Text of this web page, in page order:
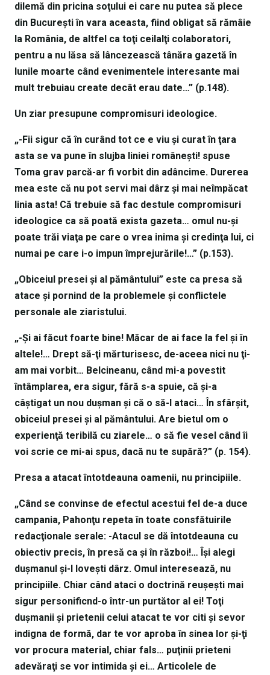
dilemă din pricina soţului ei care nu putea să plece
din Bucureşti în vara aceasta, fiind obligat să rămâie
la România, de altfel ca toţi ceilalţi colaboratori,
pentru a nu lăsa să lâncezească tânăra gazetă în
lunile moarte când evenimentele interesante mai
mult trebuiau create decât erau date…” (p.148).
Un ziar presupune compromisuri ideologice.
„-Fii sigur că în curând tot ce e viu şi curat în ţara
asta se va pune în slujba liniei româneşti! spuse
Toma grav parcă-ar fi vorbit din adâncime. Durerea
mea este că nu pot servi mai dârz şi mai neîmpăcat
linia asta! Că trebuie să fac destule compromisuri
ideologice ca să poată exista gazeta… omul nu-şi
poate trăi viaţa pe care o vrea inima şi credinţa lui, ci
numai pe care i-o impun împrejurările!…” (p.153).
„Obiceiul presei şi al pământului” este ca presa să
atace şi pornind de la problemele şi conflictele
personale ale ziaristului.
„-Şi ai făcut foarte bine! Măcar de ai face la fel şi în
altele!… Drept să-ţi mărturisesc, de-aceea nici nu ţi-
am mai vorbit… Belcineanu, când mi-a povestit
întâmplarea, era sigur, fără s-a spuie, că şi-a
câştigat un nou duşman şi că o să-l ataci… În sfârşit,
obiceiul presei şi al pământului. Are bietul om o
experienţă teribilă cu ziarele… o să fie vesel când îi
voi scrie ce mi-ai spus, dacă nu te supără?” (p. 154).
Presa a atacat întotdeauna oamenii, nu principiile.
„Când se convinse de efectul acestui fel de-a duce
campania, Pahonţu repeta în toate consfătuirile
redacţionale serale: -Atacul se dă întotdeauna cu
obiectiv precis, în presă ca şi în război!… Îşi alegi
duşmanul şi-l loveşti dârz. Omul interesează, nu
principiile. Chiar când ataci o doctrină reuşeşti mai
sigur personificnd-o într-un purtător al ei! Toţi
duşmanii şi prietenii celui atacat te vor citi şi sevor
indigna de formă, dar te vor aproba în sinea lor şi-ţi
vor procura material, chiar fals… puţinii prieteni
adevăraţi se vor intimida şi ei… Articolele de